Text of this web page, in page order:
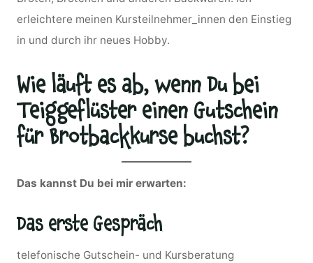
erleichtere meinen Kursteilnehmer_innen den Einstieg
in und durch ihr neues Hobby.
Wie läuft es ab, wenn Du bei
Teiggeflüster einen Gutschein
für Brotbackkurse buchst?
Das kannst Du bei mir erwarten:
Das erste Gespräch
telefonische Gutschein- und Kursberatung